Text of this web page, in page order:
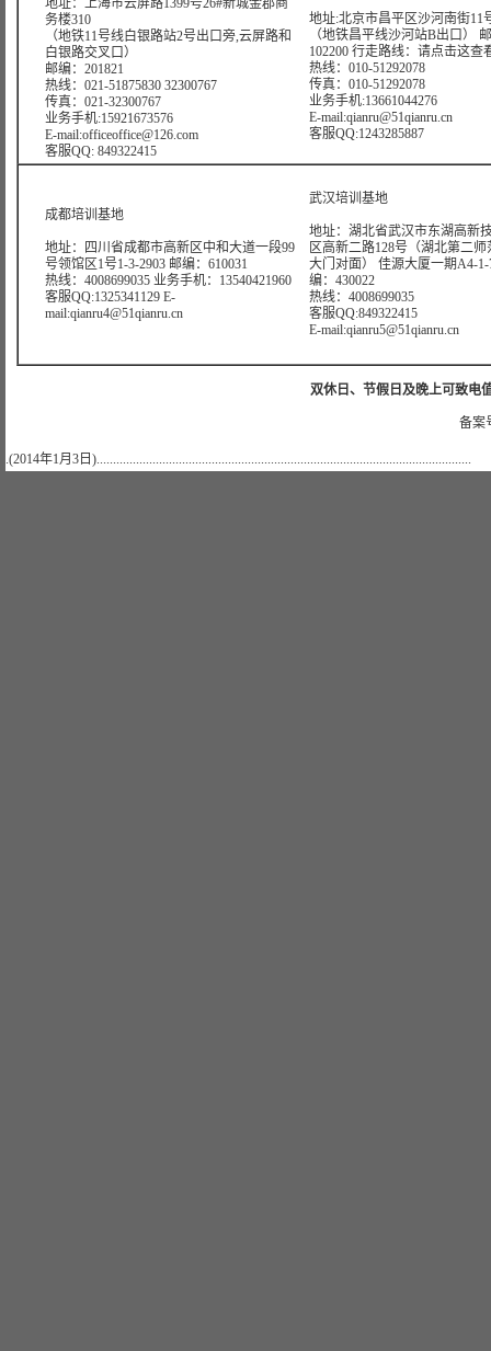
地址：上海市云屏路1399号26#新城金郡商
务楼310
（地铁11号线白银路站2号出口旁,云屏路和
白银路交叉口）
邮编：201821
热线：021-51875830 32300767
传真：021-32300767
业务手机:15921673576
E-mail:officeoffice@126.com
客服QQ: 849322415
地址:北京市昌平区沙河南街11
（地铁昌平线沙河站B出口）
102200 行走路线： 请点击这查
热线：010-51292078
传真：010-51292078
业务手机:13661044276
E-mail:qianru@51qianru.cn
客服QQ:1243285887
成都培训基地
地址：四川省成都市高新区中和大道一段99
号领馆区1号1-3-2903 邮编：610031
热线：4008699035 业务手机：13540421960
客服QQ:1325341129 E-
mail:qianru4@51qianru.cn
武汉培训基地
地址：湖北省武汉市东湖高新
区高新二路128号（湖北第二师
大门对面） 佳源大厦一期A4-1-
编：430022
热线：4008699035
客服QQ:849322415
E-mail:qianru5@51qianru.cn
双休日、节假日及晚上可致电
备案
.(2014年1月3日)..................................................................................................................